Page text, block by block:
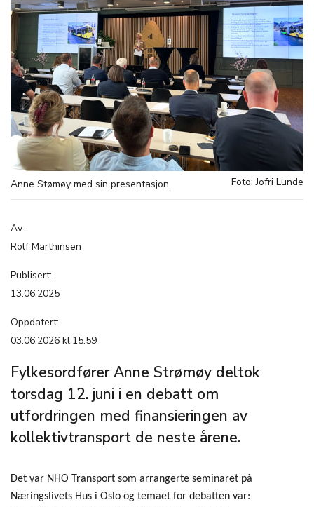
Anne Stømøy med sin presentasjon. Foto: Jofri Lunde
Av:
Rolf Marthinsen
Publisert:
13.06.2025
Oppdatert:
03.06.2026 kl.15:59
Fylkesordfører Anne Strømøy deltok
torsdag 12. juni i en debatt om
utfordringen med finansieringen av
kollektivtransport de neste årene.
Det var NHO Transport som arrangerte seminaret på
Næringslivets Hus i Oslo og temaet for debatten var: